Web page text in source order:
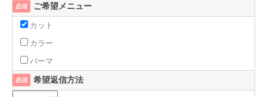
必須 ご希望メニュー
カット
カラー
パーマ
必須 希望返信方法